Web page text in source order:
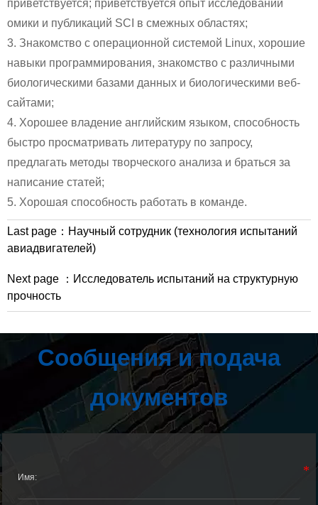
приветствуется; приветствуется опыт исследований
омики и публикаций SCI в смежных областях;
3. Знакомство с операционной системой Linux, хорошие
навыки программирования, знакомство с различными
биологическими базами данных и биологическими веб-
сайтами;
4. Хорошее владение английским языком, способность
быстро просматривать литературу по запросу,
предлагать методы творческого анализа и браться за
написание статей;
5. Хорошая способность работать в команде.
Last page： Научный сотрудник (технология испытаний
авиадвигателей)
Next page ： Исследователь испытаний на структурную
прочность
Сообщения и подача
документов